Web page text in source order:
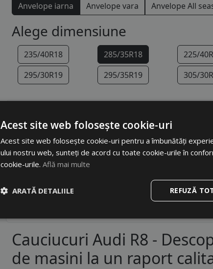
Anvelope iarna Anvelope vara Anvelope All
Alege dimensiune
235/40R18 285/35R18 225/
295/30R19
295/35R19 305/
Ne pare rau. Nu am
Cauciucuri Audi R8 -
de masini la un raport
Acest site web folosește cookie-uri
Acest site web folosește cookie-uri pentru a îmbunătăți
ului nostru web, sunteți de acord cu toate cookie-urile în
cookie-urile. Află mai multe
REFUZĂ
ARATĂ DETALIILE